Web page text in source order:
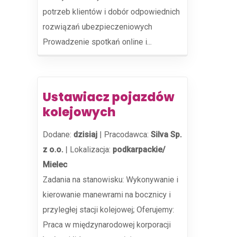
potrzeb klientów i dobór odpowiednich
rozwiązań ubezpieczeniowych
Prowadzenie spotkań online i...
Ustawiacz pojazdów
kolejowych
Dodane: dzisiaj | Pracodawca: Silva Sp.
z o.o. | Lokalizacja: podkarpackie/
Mielec
Zadania na stanowisku: Wykonywanie i
kierowanie manewrami na bocznicy i
przyległej stacji kolejowej; Oferujemy:
Praca w międzynarodowej korporacji